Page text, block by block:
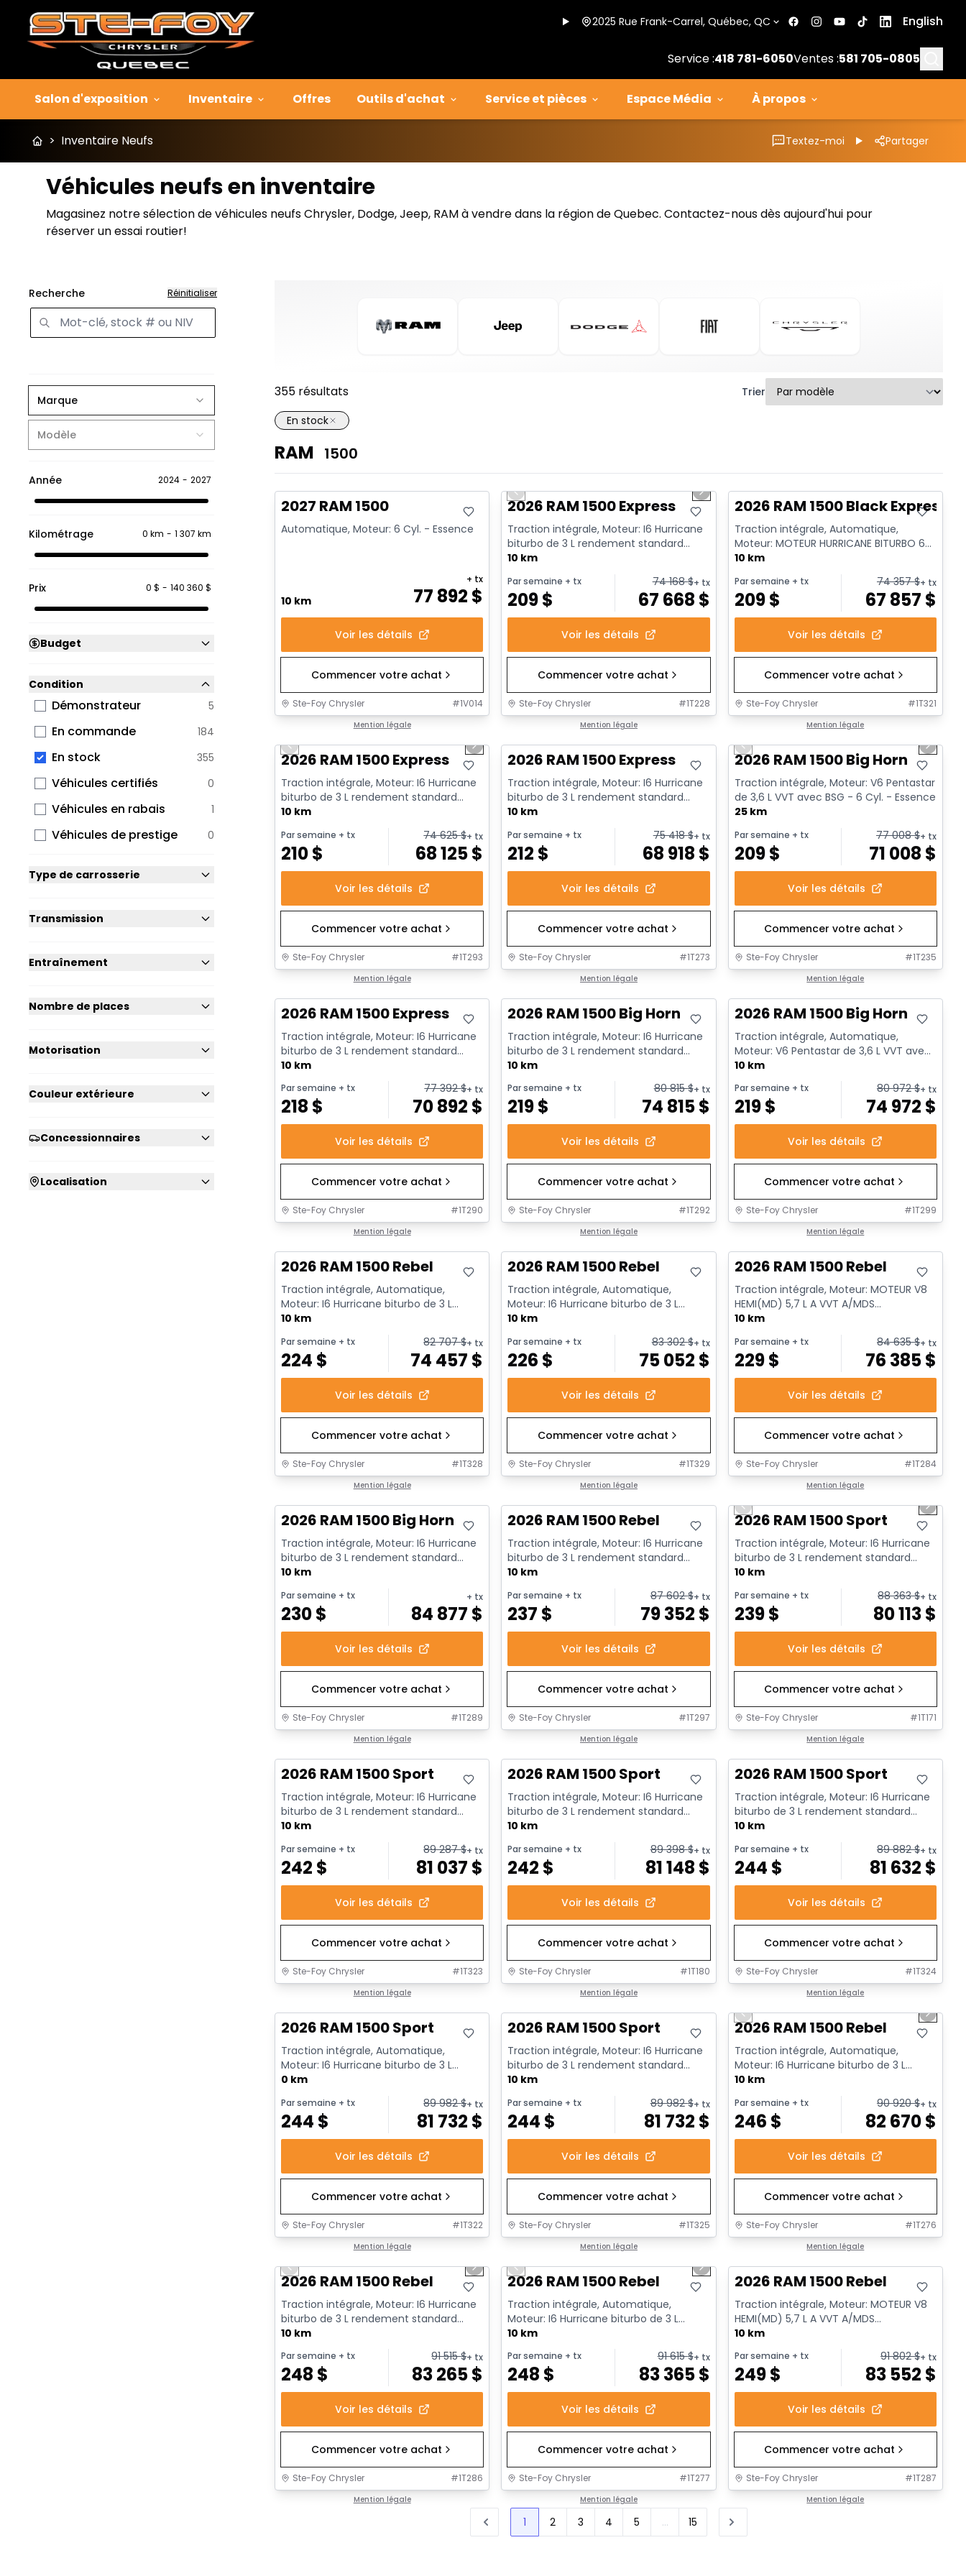
2025 Rue Frank-Carrel, Québec, QC English
Service :418 781-6050Ventes :581 705-0805
Salon d'exposition Inventaire Offres Outils d'achat Service et pièces Espace Média À propos
> Inventaire Neufs Textez-moi Partager
Véhicules neufs en inventaire
Magasinez notre sélection de véhicules neufs Chrysler, Dodge, Jeep, RAM à vendre dans la région de Quebec. Contactez-nous dès aujourd'hui pour
réserver un essai routier!
Recherche Réinitialiser
Marque
Modèle
Année 2024 - 2027
Kilométrage 0 km - 1 307 km
Prix 0 $ - 140 360 $
Budget
Condition
Démonstrateur 5
En commande 184
En stock 355
Véhicules certifiés 0
Véhicules en rabais 1
Véhicules de prestige 0
Type de carrosserie
Transmission
Entraînement
Nombre de places
Motorisation
Couleur extérieure
Concessionnaires
Localisation
355 résultats
Trier
En stock
RAM 1500
En stock
2027 RAM 1500
Automatique, Moteur: 6 Cyl. - Essence
10 km 77 892 $
+ tx
Voir les détails
Commencer votre achat
Ste-Foy Chrysler #1V014
Mention légale
1/7
En stock
Previous slide Next slide
2026 RAM 1500 Express
Traction intégrale, Moteur: I6 Hurricane
biturbo de 3 L rendement standard
avec arrêt au ralenti - 6...
10 km
Par semaine + tx
209$
74 168$+ tx
67 668 $
Voir les détails
Commencer votre achat
Ste-Foy Chrysler #1T228
Mention légale
En stock
2026 RAM 1500 Black Express
Traction intégrale, Automatique,
Moteur: MOTEUR HURRICANE BITURBO 6
CYL 3L SYST A/ ARR-DEM - 6 Cyl. ...
10 km
Par semaine + tx
209$
74 357$+ tx
67 857 $
Voir les détails
Commencer votre achat
Ste-Foy Chrysler #1T321
Mention légale
Previous slide Next slide
2026 RAM 1500 Express
Traction intégrale, Moteur: I6 Hurricane
biturbo de 3 L rendement standard
avec arrêt au ralenti - 6...
10 km
Par semaine + tx
210$
74 625$+ tx
68 125$
Voir les détails
Commencer votre achat
Ste-Foy Chrysler #1T293
Mention légale
2026 RAM 1500 Express
Traction intégrale, Moteur: I6 Hurricane
biturbo de 3 L rendement standard
avec arrêt au ralenti - 6...
10 km
Par semaine + tx
212 $
75 418$+ tx
68 918 $
Voir les détails
Commencer votre achat
Ste-Foy Chrysler #1T273
Mention légale
Previous slide Next
2026 RAM 1500 Big Horn
Traction intégrale, Moteur: V6 Pentastar
de 3,6 L VVT avec BSG - 6 Cyl. - Essence
25 km
Par semaine + tx
209$
77 008$+ tx
71 008 $
Voir les détails
Commencer votre achat
Ste-Foy Chrysler #1T235
Mention légale
2026 RAM 1500 Express
Traction intégrale, Moteur: I6 Hurricane
biturbo de 3 L rendement standard
avec arrêt au ralenti - 6...
10 km
Par semaine + tx
218 $
77 392$+ tx
70 892 $
Voir les détails
Commencer votre achat
Ste-Foy Chrysler #1T290
Mention légale
2026 RAM 1500 Big Horn
Traction intégrale, Moteur: I6 Hurricane
biturbo de 3 L rendement standard
avec arrêt au ralenti - 6...
10 km
Par semaine + tx
219$
80 815$+ tx
74 815$
Voir les détails
Commencer votre achat
Ste-Foy Chrysler #1T292
Mention légale
2026 RAM 1500 Big Horn
Traction intégrale, Automatique,
Moteur: V6 Pentastar de 3,6 L VVT avec
BSG - 6 Cyl. - Essence
10 km
Par semaine + tx
219$
80 972$+ tx
74 972 $
Voir les détails
Commencer votre achat
Ste-Foy Chrysler #1T299
Mention légale
2026 RAM 1500 Rebel
Traction intégrale, Automatique,
Moteur: I6 Hurricane biturbo de 3 L
rendement standard avec arrêt a...
10 km
Par semaine + tx
224 $
82 707$+ tx
74 457 $
Voir les détails
Commencer votre achat
Ste-Foy Chrysler #1T328
Mention légale
2026 RAM 1500 Rebel
Traction intégrale, Automatique,
Moteur: I6 Hurricane biturbo de 3 L
rendement standard avec arrêt a...
10 km
Par semaine + tx
226 $
83 302$+ tx
75 052 $
Voir les détails
Commencer votre achat
Ste-Foy Chrysler #1T329
Mention légale
2026 RAM 1500 Rebel
Traction intégrale, Moteur: MOTEUR V8
HEMI(MD) 5,7 L A VVT A/MDS
ECO/ETORQUE - 8 Cyl. - Essence
10 km
Par semaine + tx
229$
84 635$+ tx
76 385$
Voir les détails
Commencer votre achat
Ste-Foy Chrysler #1T284
Mention légale
2026 RAM 1500 Big Horn
Traction intégrale, Moteur: I6 Hurricane
biturbo de 3 L rendement standard
avec arrêt au ralenti - 6...
10 km
Par semaine + tx
230$
+ tx
84 877 $
Voir les détails
Commencer votre achat
Ste-Foy Chrysler #1T289
Mention légale
2026 RAM 1500 Rebel
Traction intégrale, Moteur: I6 Hurricane
biturbo de 3 L rendement standard
avec arrêt au ralenti - 6...
10 km
Par semaine + tx
237 $
87 602$+ tx
79 352 $
Voir les détails
Commencer votre achat
Ste-Foy Chrysler #1T297
Mention légale
Previous slide Next
2026 RAM 1500 Sport
Traction intégrale, Moteur: I6 Hurricane
biturbo de 3 L rendement standard
avec arrêt au ralenti - 6...
10 km
Par semaine + tx
239$
88 363$+ tx
80 113$
Voir les détails
Commencer votre achat
Ste-Foy Chrysler #1T171
Mention légale
2026 RAM 1500 Sport
Traction intégrale, Moteur: I6 Hurricane
biturbo de 3 L rendement standard
avec arrêt au ralenti - 6...
10 km
Par semaine + tx
242 $
89 287$+ tx
81 037 $
Voir les détails
Commencer votre achat
Ste-Foy Chrysler #1T323
Mention légale
2026 RAM 1500 Sport
Traction intégrale, Moteur: I6 Hurricane
biturbo de 3 L rendement standard
avec arrêt au ralenti - 6...
10 km
Par semaine + tx
242 $
89 398$+ tx
81 148 $
Voir les détails
Commencer votre achat
Ste-Foy Chrysler #1T180
Mention légale
2026 RAM 1500 Sport
Traction intégrale, Moteur: I6 Hurricane
biturbo de 3 L rendement standard
avec arrêt au ralenti - 6...
10 km
Par semaine + tx
244 $
89 882$+ tx
81 632 $
Voir les détails
Commencer votre achat
Ste-Foy Chrysler #1T324
Mention légale
2026 RAM 1500 Sport
Traction intégrale, Automatique,
Moteur: I6 Hurricane biturbo de 3 L
rendement standard avec arrêt a...
0 km
Par semaine + tx
244 $
89 982$+ tx
81 732 $
Voir les détails
Commencer votre achat
Ste-Foy Chrysler #1T322
Mention légale
2026 RAM 1500 Sport
Traction intégrale, Moteur: I6 Hurricane
biturbo de 3 L rendement standard
avec arrêt au ralenti - 6...
10 km
Par semaine + tx
244 $
89 982$+ tx
81 732 $
Voir les détails
Commencer votre achat
Ste-Foy Chrysler #1T325
Mention légale
Previous slide Next
2026 RAM 1500 Rebel
Traction intégrale, Automatique,
Moteur: I6 Hurricane biturbo de 3 L
rendement standard avec arrêt a...
10 km
Par semaine + tx
246 $
90 920$+ tx
82 670$
Voir les détails
Commencer votre achat
Ste-Foy Chrysler #1T276
Mention légale
Previous slide Next slide
2026 RAM 1500 Rebel
Traction intégrale, Moteur: I6 Hurricane
biturbo de 3 L rendement standard
avec arrêt au ralenti - 6...
10 km
Par semaine + tx
248 $
91 515$+ tx
83 265$
Voir les détails
Commencer votre achat
Ste-Foy Chrysler #1T286
Mention légale
Previous slide Next slide
2026 RAM 1500 Rebel
Traction intégrale, Automatique,
Moteur: I6 Hurricane biturbo de 3 L
rendement standard avec arrêt a...
10 km
Par semaine + tx
248 $
91 615$+ tx
83 365$
Voir les détails
Commencer votre achat
Ste-Foy Chrysler #1T277
Mention légale
2026 RAM 1500 Rebel
Traction intégrale, Moteur: MOTEUR V8
HEMI(MD) 5,7 L A VVT A/MDS
ECO/ETORQUE - 8 Cyl. - Essence
10 km
Par semaine + tx
249$
91 802$+ tx
83 552 $
Voir les détails
Commencer votre achat
Ste-Foy Chrysler #1T287
Mention légale
1 2 3 4 5 ... 15